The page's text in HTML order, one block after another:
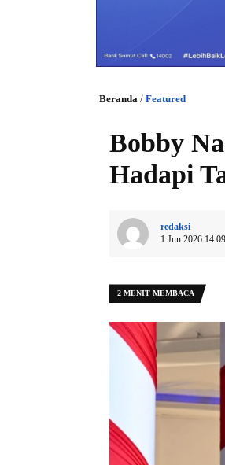
Beranda / Featured
Bobby
Hadapi
redaksi
1 Jun 2026 14:09
2 MENIT MEMBACA